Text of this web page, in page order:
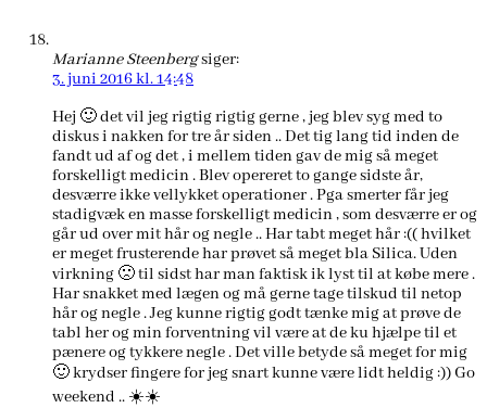
Marianne Steenbergsiger:
3. juni 2016 kl. 14:48
Hej 🙂 det vil jeg rigtig rigtig gerne , jeg blev syg med to
diskus i nakken for tre år siden .. Det tig lang tid inden de
fandt ud af og det , i mellem tiden gav de mig så meget
forskelligt medicin . Blev opereret to gange sidste år,
desværre ikke vellykket operationer . Pga smerter får jeg
stadigvæk en masse forskelligt medicin , som desværre er og
går ud over mit hår og negle .. Har tabt meget hår :(( hvilket
er meget frusterende har prøvet så meget bla Silica. Uden
virkning 🙁 til sidst har man faktisk ik lyst til at købe mere .
Har snakket med lægen og må gerne tage tilskud til netop
hår og negle . Jeg kunne rigtig godt tænke mig at prøve de
tabl her og min forventning vil være at de ku hjælpe til et
pænere og tykkere negle . Det ville betyde så meget for mig
🙂 krydser fingere for jeg snart kunne være lidt heldig :)) Go
weekend .. ☀️☀️